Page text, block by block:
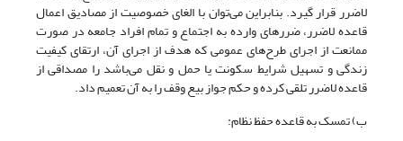
لاضرر قرار گیرد. بنابراین می‌توان با الغای خصوصیت از مصادیق اعمال
قاعده لاضرر، ضررهای وارده به اجتماع و تمام افراد جامعه در صورت
ممانعت از اجرای طرح‌های عمومی که هدف از اجرای آن، ارتقای کیفیت
زندگی و تسهیل شرایط سکونت یا حمل و نقل می‌باشد را مصداقی از
قاعده لاضرر تلقی کرده و حکم جواز بیع وقف را به آن تعمیم داد.
ب) تمسک به قاعده حفظ نظام: